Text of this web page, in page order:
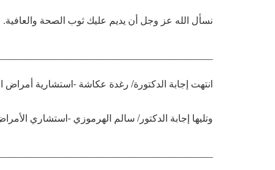
نسأل الله عز وجل أن يديم عليك ثوب الصحة والعافية.
انتهت إجابة الدكتورة/ رغدة عكاشة -استشارية أمراض
وتليها إجابة الدكتور/ سالم الهرموزي -استشاري